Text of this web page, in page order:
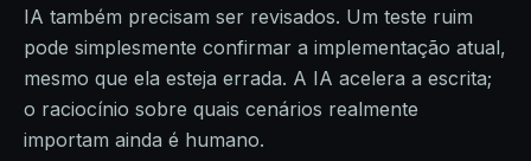
IA também precisam ser revisados. Um teste ruim
pode simplesmente confirmar a implementação atual,
mesmo que ela esteja errada. A IA acelera a escrita;
o raciocínio sobre quais cenários realmente
importam ainda é humano.